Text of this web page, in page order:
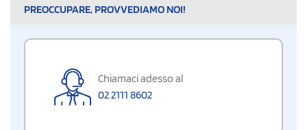
PREOCCUPARE, PROVVEDIAMO NOI!
Chiamaci adesso al
02 2111 8602